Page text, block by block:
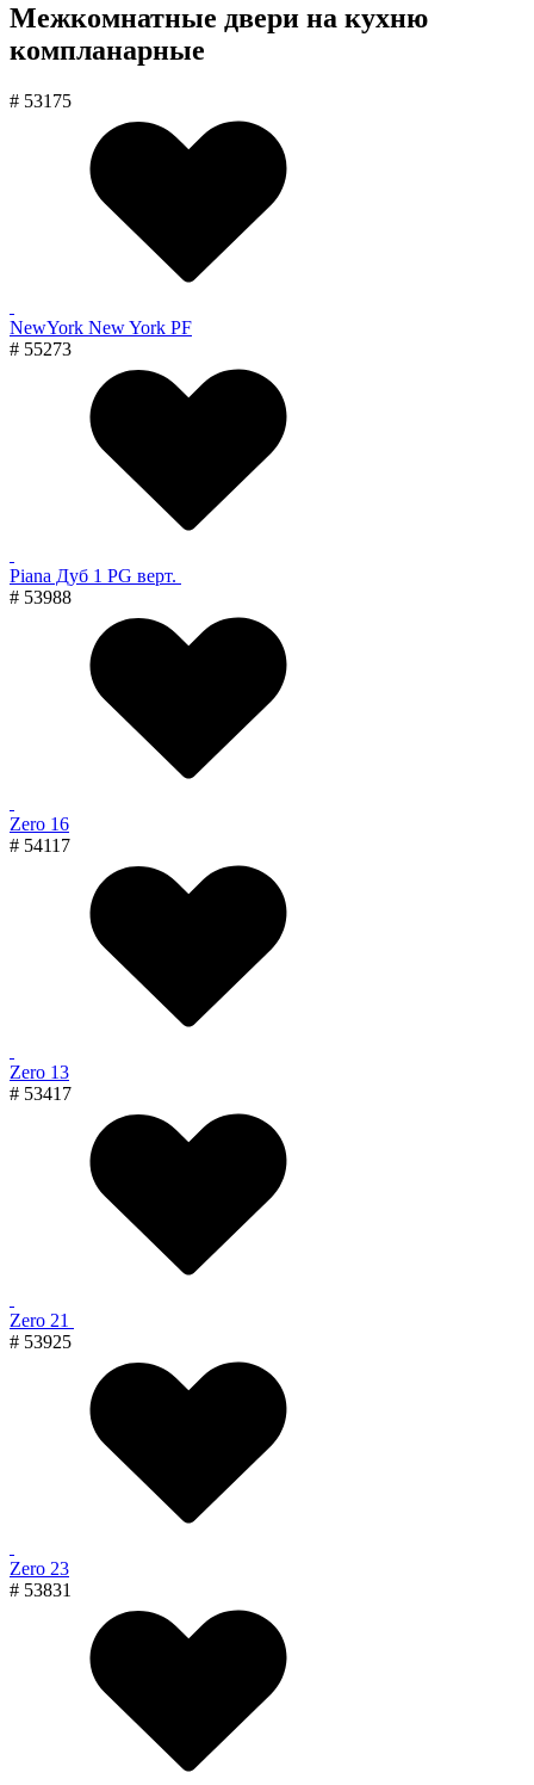
Межкомнатные двери на кухню
компланарные
# 53175
NewYork New York PF
# 55273
Piana Дуб 1 PG верт.
# 53988
Zero 16
# 54117
Zero 13
# 53417
Zero 21
# 53925
Zero 23
# 53831